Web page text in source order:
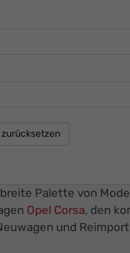
zurücksetzen
Palette von
Opel Corsa, den
und